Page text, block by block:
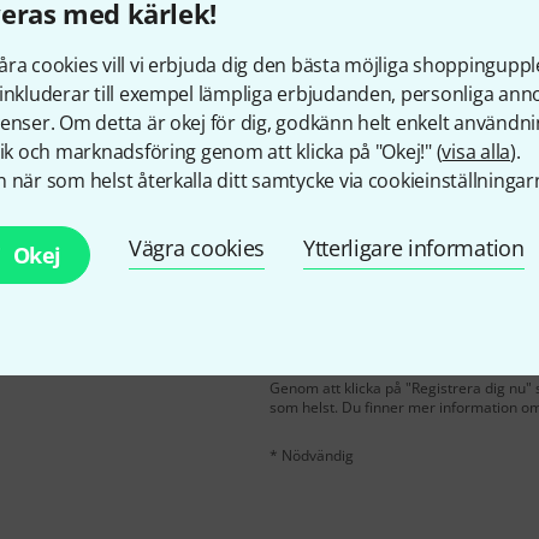
med kärlek!
cookies vill vi erbjuda dig den bästa möjliga
till exempel lämpliga erbjudanden, personliga
Om detta är okej för dig, godkänn helt enkelt
och marknadsföring genom att klicka på "Okej!" (visa alla).
när som helst återkalla ditt samtycke via
Okej Vägra cookies Ytterligare information
Gillar du vad du ser?
Dela Hjälp & Feedback
engelska och du kan
Genom att klicka på "Registrera dig
som helst. Du finner mer information
* Nödvändig